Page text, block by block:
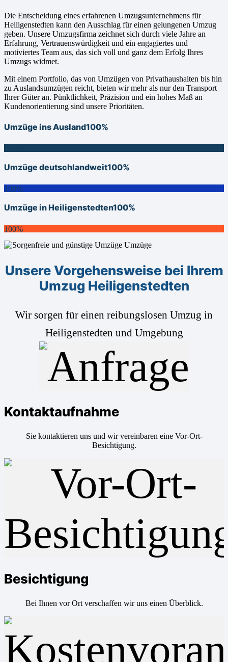
Die Entscheidung eines erfahrenen Umzugsunternehmens für
Heiligenstedten kann den Ausschlag für einen gelungenen Umzug
geben. Unsere Umzugsfirma zeichnet sich durch viele Jahre an
Erfahrung, Vertrauenswürdigkeit und ein engagiertes und
motiviertes Team aus, das sich voll und ganz dem Erfolg Ihres
Umzugs widmet.
Mit einem Portfolio, das von Umzügen von Privathaushalten bis hin
zu Auslandsumzügen reicht, bieten wir mehr als nur den Transport
Ihrer Güter an. Pünktlichkeit, Präzision und ein hohes Maß an
Kundenorientierung sind unsere Prioritäten.
Umzüge ins Ausland100%
Umzüge deutschlandweit100%
100%
Umzüge in Heiligenstedten100%
100%
Unsere Vorgehensweise bei Ihrem
Umzug Heiligenstedten
Wir sorgen für einen reibungslosen Umzug in
Heiligenstedten und Umgebung
Kontaktaufnahme
Sie kontaktieren uns und wir vereinbaren eine Vor-Ort-
Besichtigung.
Besichtigung
Bei Ihnen vor Ort verschaffen wir uns einen Überblick.